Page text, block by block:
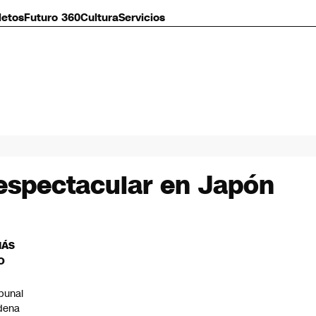
Futuro 360CulturaServicios
en Japón